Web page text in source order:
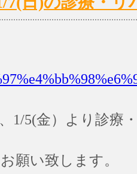
1/5(金）より診療
願い致します。